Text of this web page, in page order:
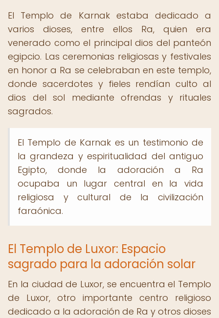
El Templo de Karnak estaba dedicado a
varios dioses, entre ellos Ra, quien era
venerado como el principal dios del panteón
egipcio. Las ceremonias religiosas y festivales
en honor a Ra se celebraban en este templo,
donde sacerdotes y fieles rendían culto al
dios del sol mediante ofrendas y rituales
sagrados.
El Templo de Karnak es un testimonio de
la grandeza y espiritualidad del antiguo
Egipto, donde la adoración a Ra
ocupaba un lugar central en la vida
religiosa y cultural de la civilización
faraónica.
El Templo de Luxor: Espacio
sagrado para la adoración solar
En la ciudad de Luxor, se encuentra el Templo
de Luxor, otro importante centro religioso
dedicado a la adoración de Ra y otros dioses